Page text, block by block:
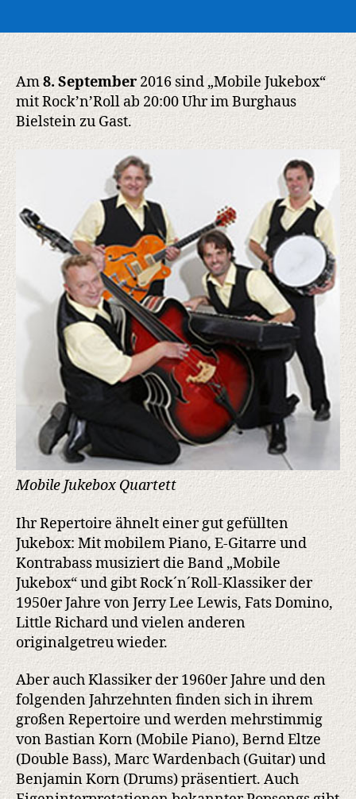
Burghaus
Bielstein
Am8. September2016 sind „Mobile Jukebox“
mit Rock’n’Roll ab 20:00 Uhr im Burghaus
Bielstein zu Gast.
Mobile Jukebox Quartett
Ihr Repertoire ähnelt einer gut gefüllten
Jukebox: Mit mobilem Piano, E-Gitarre und
Kontrabass musiziert die Band „Mobile
Jukebox“ und gibt Rock´n´Roll-Klassiker der
1950er Jahre von Jerry Lee Lewis, Fats Domino,
Little Richard und vielen anderen
originalgetreu wieder.
Aber auch Klassiker der 1960er Jahre und den
folgenden Jahrzehnten finden sich in ihrem
großen Repertoire und werden mehrstimmig
von Bastian Korn (Mobile Piano), Bernd Eltze
(Double Bass), Marc Wardenbach (Guitar) und
Benjamin Korn (Drums) präsentiert. Auch